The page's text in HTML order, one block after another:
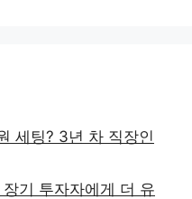
세팅? 3년 차 직장인
기 투자자에게 더 유